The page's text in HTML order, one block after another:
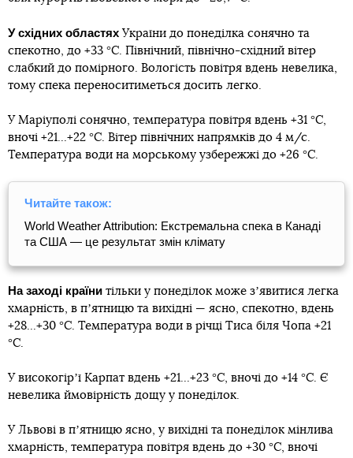
У східних областях України до понеділка сонячно та
спекотно, до +33 °С. Північний, північно-східний вітер
слабкий до помірного. Вологість повітря вдень невелика,
тому спека переноситиметься досить легко.
У Маріуполі сонячно, температура повітря вдень +31 °С,
вночі +21...+22 °С. Вітер північних напрямків до 4 м/с.
Температура води на морському узбережжі до +26 °С.
Читайте також:
World Weather Attribution: Екстремальна спека в Канаді
та США — це результат змін клімату
На заході країни тільки у понеділок може зʼявитися легка
хмарність, в пʼятницю та вихідні — ясно, спекотно, вдень
+28...+30 °С. Температура води в річці Тиса біля Чопа +21
°С.
У високогірʼї Карпат вдень +21...+23 °С, вночі до +14 °С. Є
невелика ймовірність дощу у понеділок.
У Львові в пʼятницю ясно, у вихідні та понеділок мінлива
хмарність, температура повітря вдень до +30 °С, вночі